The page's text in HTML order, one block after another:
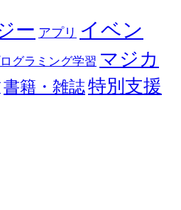
ー アプリ イベン
グラミング学習 マジカ
書籍・雑誌特別支援